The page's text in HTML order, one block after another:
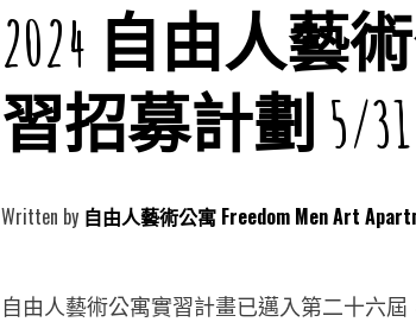
2024 自由人藝
習招募計劃 5/
Written by 自由人藝術公寓 Freedom Men Art
自由人藝術公寓實習計畫已邁入第二十六